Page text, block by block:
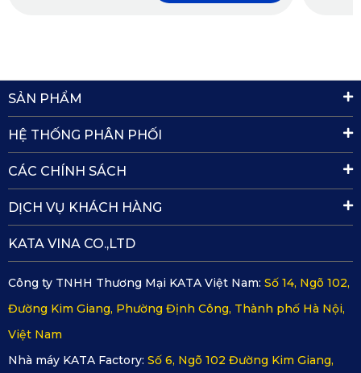
Thảm lót sàn ô tô Toyota Fortuner ghế hàng 3
✅ Lắp đặt thảm Toyota Fortuner 2017-2025 tiện
lợi, vệ sinh dễ dàng
Thảm lót sàn ô tô Toyota Fortuner từ 2017 đến 2025 được
KATA lấy kích thước chính xác từng mm từ sàn xe. Do vậy,
mọi chi tiết của phụ kiện đều chuẩn xác, tạo nên sự vừa
vặn với tổng thể nội thất xe. Từ đó, việc tháo/lắp thảm để
SẢN PHẨM
HỆ THỐNG PHÂN PHỐI
CÁC CHÍNH SÁCH
DỊCH VỤ KHÁCH HÀNG
KATA VINA CO.,LTD
Công ty TNHH Thương Mại KATA Việt Nam: Số 14, Ngõ 102,
Đường Kim Giang, Phường Định Công, Thành phố Hà Nội,
Việt Nam
Nhà máy KATA Factory: Số 6, Ngõ 102 Đường Kim Giang,